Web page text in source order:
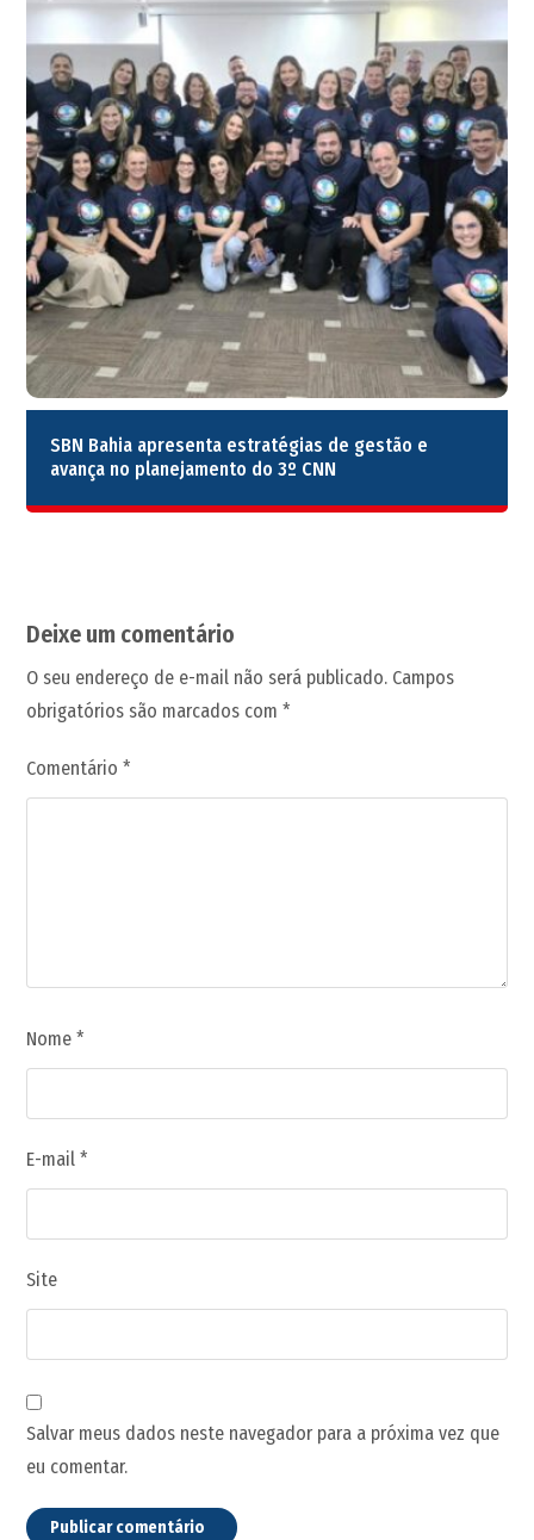
SBN Bahia apresenta estratégias de gestão e
avança no planejamento do 3º CNN
Deixe um comentário
O seu endereço de e-mail não será publicado. Campos
obrigatórios são marcados com*
Comentário*
Nome*
E-mail*
Site
Salvar meus dados neste navegador para a próxima vez que
eu comentar.
Publicar comentário